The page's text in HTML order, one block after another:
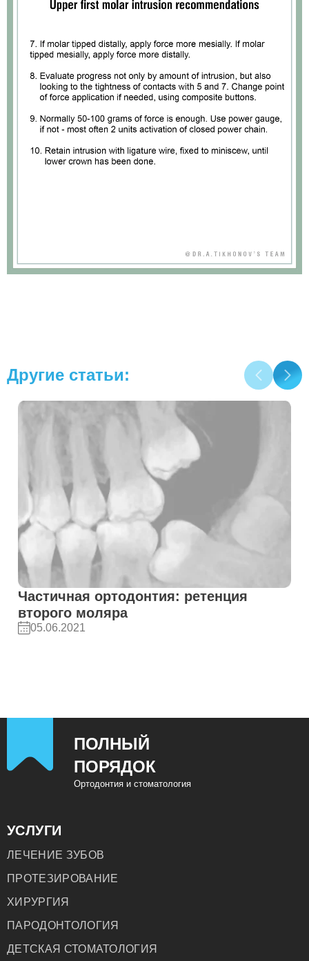
Другие статьи:
Частичная ортодонтия: ретенция
второго моляра
05.06.2021
ПОЛНЫЙ
ПОРЯДОК
Ортодонтия и стоматология
УСЛУГИ
ЛЕЧЕНИЕ ЗУБОВ
ПРОТЕЗИРОВАНИЕ
ХИРУРГИЯ
ПАРОДОНТОЛОГИЯ
ДЕТСКАЯ СТОМАТОЛОГИЯ